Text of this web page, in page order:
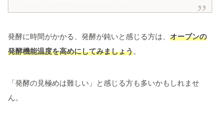
発酵に時間がかかる、発酵が鈍いと感じる方は、 オーブンの
発酵機能温度を高めにしてみましょう。
「発酵の見極めは難しい」と感じる方も多いかもしれませ
ん。